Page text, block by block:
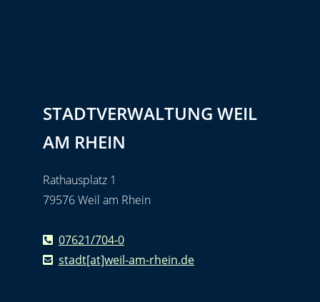
STADTVERWALTUNG WEIL
AM RHEIN
Rathausplatz 1
79576 Weil am Rhein
07621/704-0
stadt[at]weil-am-rhein.de